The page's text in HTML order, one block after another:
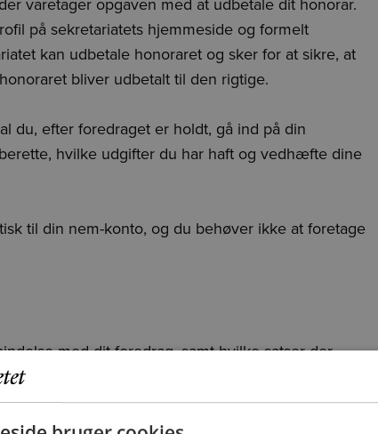
på sekretariatets hjemmeside og formelt
kan udbetale honoraret og sker for at sikre, at
bliver udbetalt til den rigtige.
du, efter foredraget er holdt, gå ind på din
hvilke udgifter du har haft og vedhæfte dine
til din nem-konto, og du behøver ikke at foretage
med dit foredrag, samt hvilke satser der
for foredrag hos komitéer, (dvs. at en overnatning
spørg evt. den lokale komité, om de kan anbefale